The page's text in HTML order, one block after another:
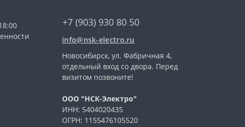
+7 (903) 930 80 50
info@nsk-electro.ru
Новосибирск, ул. Фабричная 4,
отдельный вход со двора. Перед
визитом позвоните!
ООО "НСК-Электро"
ИНН: 5404020435
ОГРН: 1155476105520